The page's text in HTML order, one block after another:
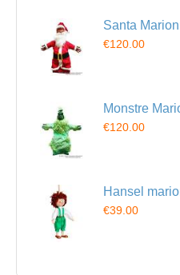
Santa
€120.00
Monstre
€120.00
Hansel
€39.00